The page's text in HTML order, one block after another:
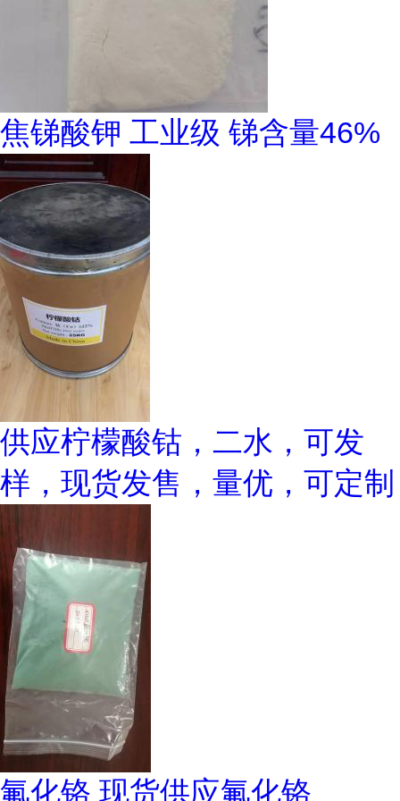
焦锑酸钾 工业级 锑含量46%
供应柠檬酸钴，二水，可发
样，现货发售，量优，可定制
氟化铬 现货供应氟化铬